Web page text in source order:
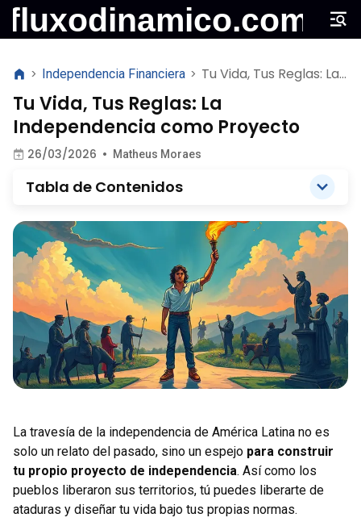
> Independencia Financiera > Tu Vida, Tus Reglas: La
Independencia como
Proyecto
Tu Vida, Tus Reglas: La
Independencia como Proyecto
26/03/2026 • Matheus Moraes
Tabla de Contenidos
La travesía de la independencia de América Latina no es
solo un relato del pasado, sino un espejo para construir
tu propio proyecto de independencia. Así como los
pueblos liberaron sus territorios, tú puedes liberarte de
ataduras y diseñar tu vida bajo tus propias normas.